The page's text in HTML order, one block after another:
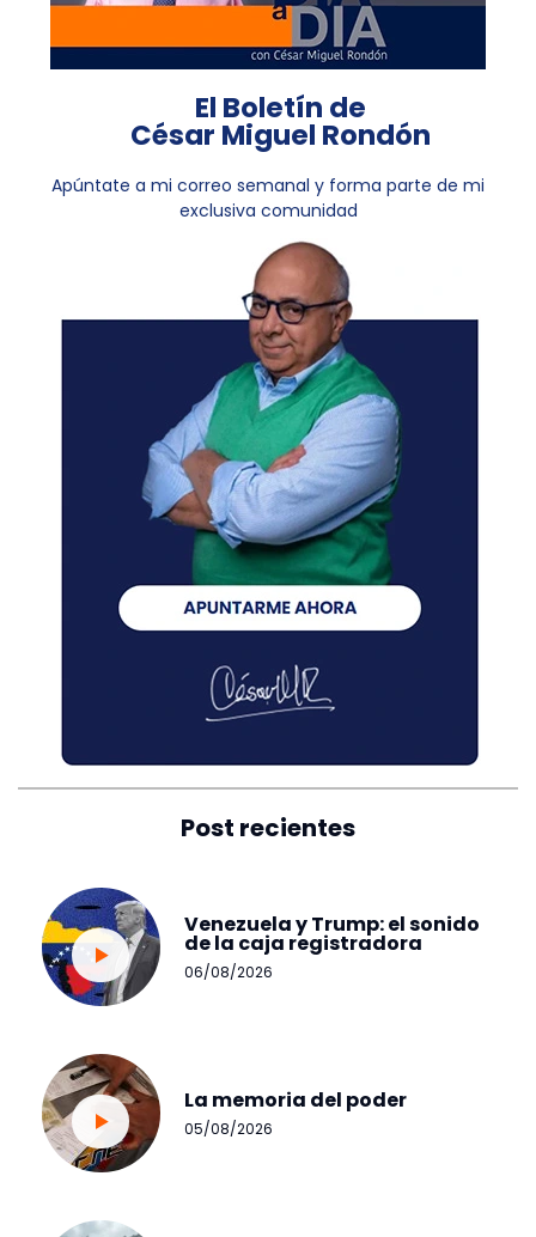
El Boletín de
César Miguel Rondón
Apúntate a mi correo semanal y forma parte de mi
exclusiva comunidad
Post recientes
Venezuela y Trump: el sonido
de la caja registradora
06/08/2026
La memoria del poder
05/08/2026